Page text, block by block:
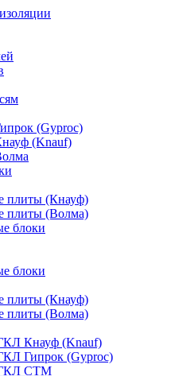
(Gyproc)
(Knauf)
плиты (Кнауф)
плиты (Волма)
блоки
блоки
плиты (Кнауф)
плиты (Волма)
Кнауф (Knauf)
Гипрок (Gyproc)
СТМ